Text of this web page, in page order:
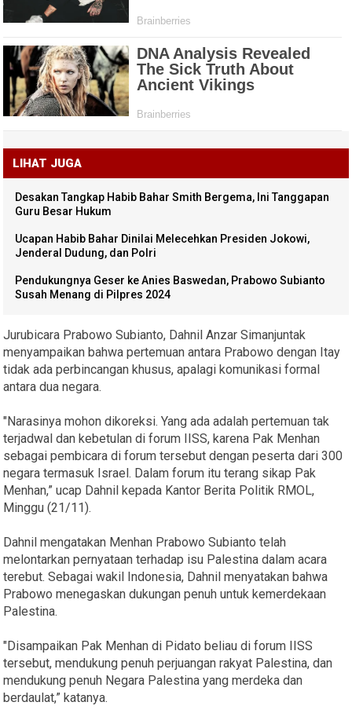
LIHAT JUGA
Desakan Tangkap Habib Bahar Smith Bergema, Ini Tanggapan
Guru Besar Hukum
Ucapan Habib Bahar Dinilai Melecehkan Presiden Jokowi,
Jenderal Dudung, dan Polri
Pendukungnya Geser ke Anies Baswedan, Prabowo Subianto
Susah Menang di Pilpres 2024
Jurubicara Prabowo Subianto, Dahnil Anzar Simanjuntak
menyampaikan bahwa pertemuan antara Prabowo dengan Itay
tidak ada perbincangan khusus, apalagi komunikasi formal
antara dua negara.
"Narasinya mohon dikoreksi. Yang ada adalah pertemuan tak
terjadwal dan kebetulan di forum IISS, karena Pak Menhan
sebagai pembicara di forum tersebut dengan peserta dari 300
negara termasuk Israel. Dalam forum itu terang sikap Pak
Menhan,” ucap Dahnil kepada Kantor Berita Politik RMOL,
Minggu (21/11).
Dahnil mengatakan Menhan Prabowo Subianto telah
melontarkan pernyataan terhadap isu Palestina dalam acara
terebut. Sebagai wakil Indonesia, Dahnil menyatakan bahwa
Prabowo menegaskan dukungan penuh untuk kemerdekaan
Palestina.
"Disampaikan Pak Menhan di Pidato beliau di forum IISS
tersebut, mendukung penuh perjuangan rakyat Palestina, dan
mendukung penuh Negara Palestina yang merdeka dan
berdaulat,” katanya.